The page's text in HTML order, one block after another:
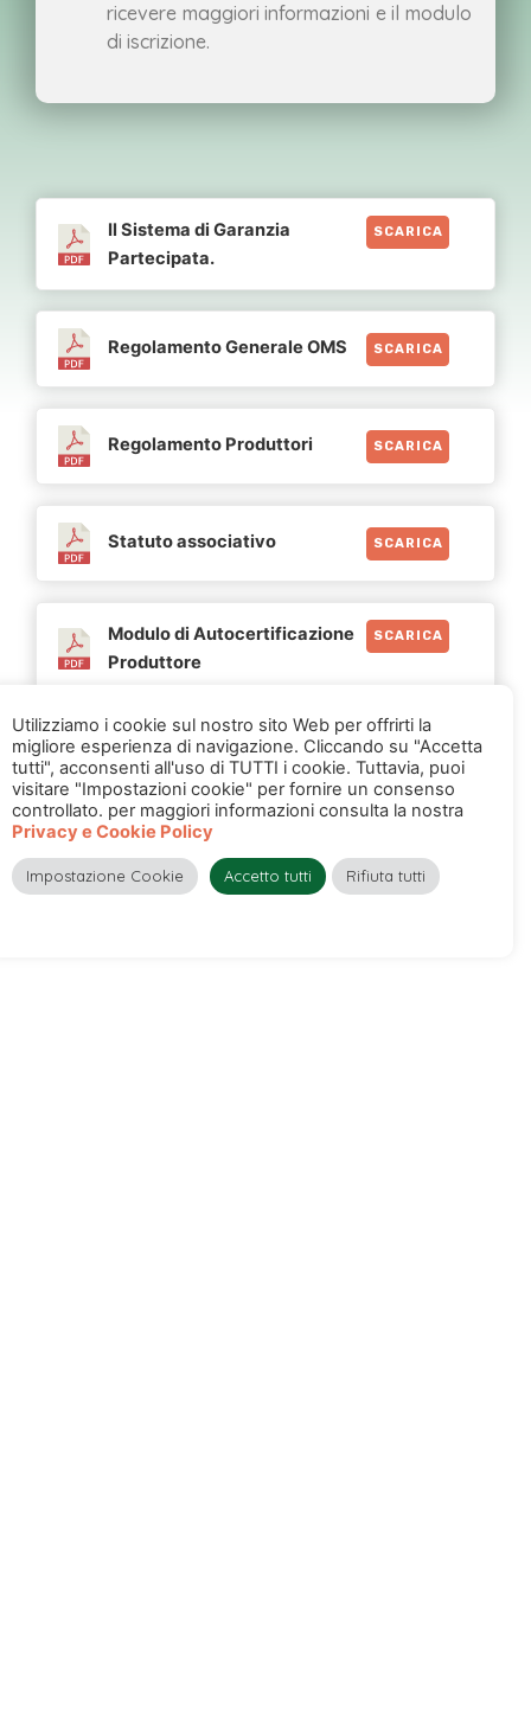
ricevere maggiori informazioni e il modulo
di iscrizione.
Il Sistema di Garanzia
Partecipata.
SCARICA
Regolamento Generale OMS SCARICA
Regolamento Produttori SCARICA
Statuto associativo SCARICA
Modulo di Autocertificazione
Produttore
SCARICA
Il decalogo del Produttore
Perfetto
SCARICA
Utilizziamo i cookie sul nostro sito Web per offrirti la
migliore esperienza di navigazione. Cliccando su "Accetta
tutti", acconsenti all'uso di TUTTI i cookie. Tuttavia, puoi
visitare "Impostazioni cookie" per fornire un consenso
controllato. per maggiori informazioni consulta la nostra
Privacy e Cookie Policy
Impostazione Cookie Accetto tutti Rifiuta tutti